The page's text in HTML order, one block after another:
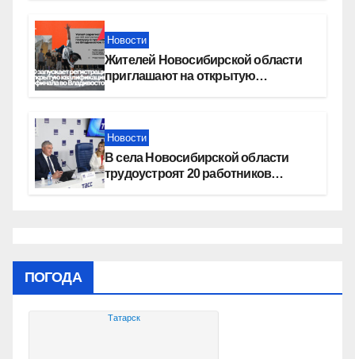
Новости
Жителей Новосибирской области
приглашают на открытую
Новости
В села Новосибирской области
трудоустроят 20 работников
ПОГОДА
Татарск